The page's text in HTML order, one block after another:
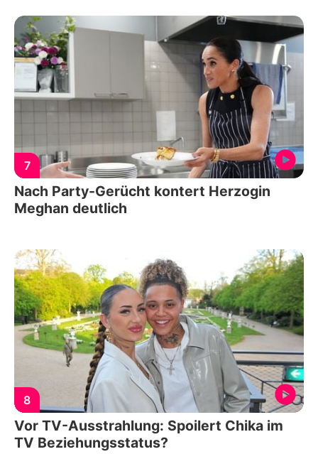
7
Nach Party-Gerücht kontert Herzogin
Meghan deutlich
8
Vor TV-Ausstrahlung: Spoilert Chika im
TV Beziehungsstatus?